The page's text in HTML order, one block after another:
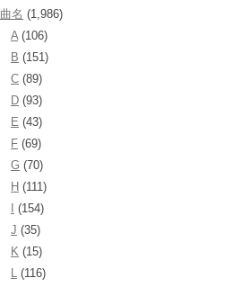
曲名 (1,986)
A(106)
B (151)
C (89)
D (93)
E (43)
F (69)
G (70)
H (111)
(154)
J (35)
K (15)
L (116)